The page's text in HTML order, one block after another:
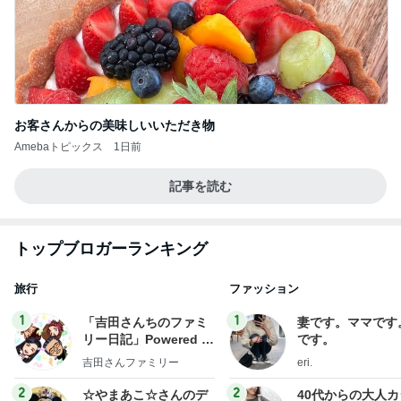
お客さんからの美味しいいただき物
Amebaトピックス 1日前
記事を読む
トップブロガーランキング
旅行
1
「吉田さんちのファミ
リー日記」Powered b
y Ameba 吉田さんファ
ログ
吉田さんファミリー
2 ☆やまあこ☆さんのデ
ファッション
1
妻です。ママです
です。
eri.
2 40代からの大人